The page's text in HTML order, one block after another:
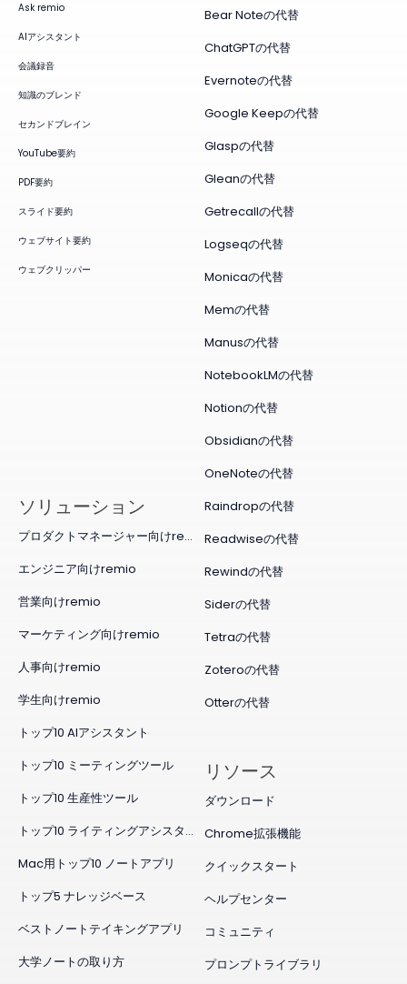
Ask remio
AIアシスタント
会議録音
知識のブレンド
セカンドブレイン
YouTube要約
PDF要約
スライド要約
ウェブサイト要約
ウェブクリッパー
Bear Noteの代替
ChatGPTの代替
Evernoteの代替
Google Keepの代替
Glaspの代替
Gleanの代替
Getrecallの代替
Logseqの代替
Monicaの代替
Memの代替
Manusの代替
NotebookLMの代替
Notionの代替
Obsidianの代替
OneNoteの代替
Raindropの代替
Readwiseの代替
Rewindの代替
Siderの代替
Tetraの代替
Zoteroの代替
Otterの代替
ソリューション
プロダクトマネージャー向けremio
エンジニア向けremio
営業向けremio
マーケティング向けremio
人事向けremio
学生向けremio
トップ10 AIアシスタント
トップ10 ミーティングツール
トップ10 生産性ツール
トップ10 ライティングアシスタント
Mac用トップ10 ノートアプリ
トップ5 ナレッジベース
ベストノートテイキングアプリ
大学ノートの取り方
リソース
ダウンロード
Chrome拡張機能
クイックスタート
ヘルプセンター
コミュニティ
プロンプトライブラリ